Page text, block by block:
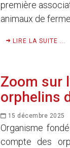
première
animaux de
LIRE LA SUITE ...
Zoom sur
orphelins
15 décembre 2025
Organisme
compte des